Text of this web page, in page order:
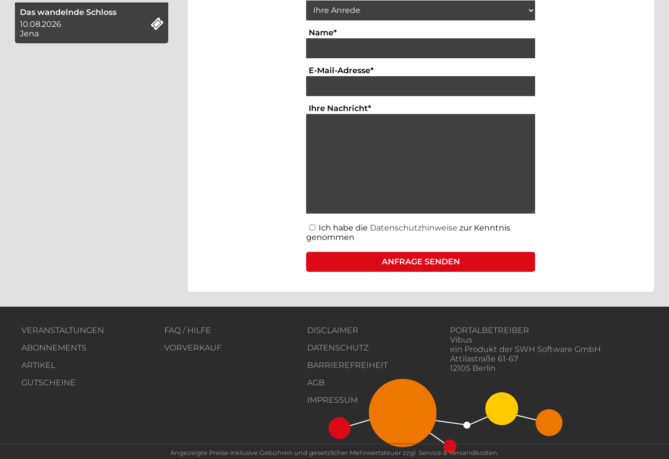
Das wandelnde Schloss
10.08.2026
Jena
Name*Textfeld für die Eingabe Ihres Namens. Dies ist ein Pflichtfeld.
E-Mail-Adresse*Textfeld für die Eingabe der Email-Adresse. Dies ist ein Pflichtfeld.
Ihre Nachricht*Bitte geben Sie hier Ihre Anfrage ein, die Sie per E-Mail an den Anbieter
Ich habe die Datenschutzhinweise zur Kenntnis
genommen
VERANSTALTUNGEN
ABONNEMENTS
ARTIKEL
GUTSCHEINE
FAQ / HILFE
VORVERKAUF
DISCLAIMER
DATENSCHUTZ
BARRIEREFREIHEIT
AGB
IMPRESSUM
PORTALBETREIBER
Vibus
ein Produkt der SWH Software GmbH
Attilastraße 61-67
12105 Berlin
Angezeigte Preise inklusive Gebühren und gesetzlicher Mehrwertsteuer zzgl. Service & Versandkosten.